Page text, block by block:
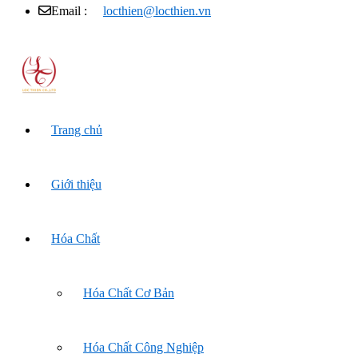
Email : locthien@locthien.vn
Trang chủ
Giới thiệu
Hóa Chất
Hóa Chất Cơ Bản
Hóa Chất Công Nghiệp